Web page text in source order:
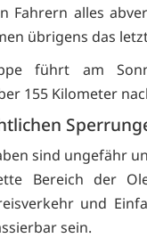
Fahrern alles
übrigens das
führt am
155 Kilometer
sind ungefähr
Bereich der
und
sein.